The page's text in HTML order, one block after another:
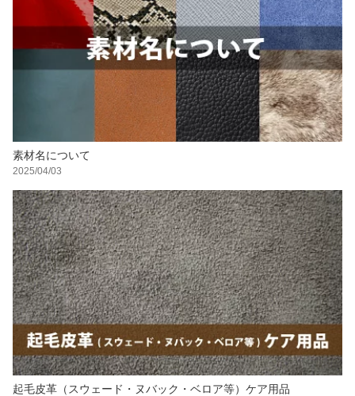
素材名について
2025/04/03
起毛皮革（スウェード・ヌバック・ベロア等）ケア用品